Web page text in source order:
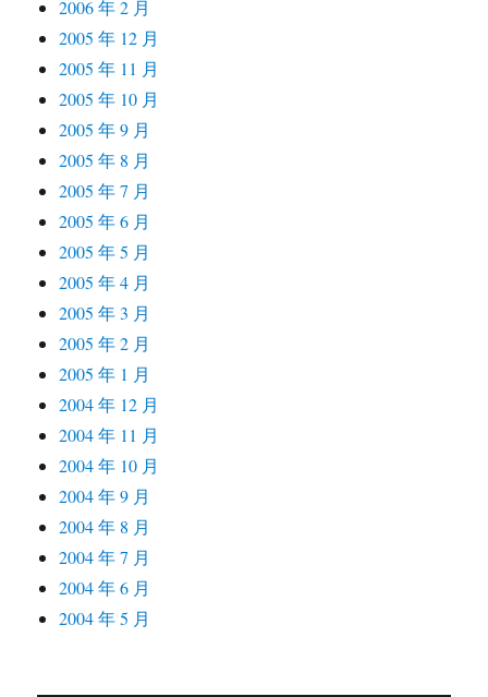
2006 年 2 月
2005 年 12 月
2005 年 11 月
2005 年 10 月
2005 年 9 月
2005 年 8 月
2005 年 7 月
2005 年 6 月
2005 年 5 月
2005 年 4 月
2005 年 3 月
2005 年 2 月
2005 年 1 月
2004 年 12 月
2004 年 11 月
2004 年 10 月
2004 年 9 月
2004 年 8 月
2004 年 7 月
2004 年 6 月
2004 年 5 月